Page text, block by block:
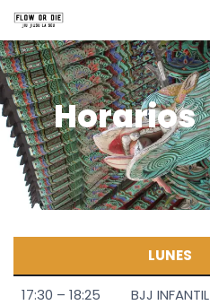
Skip
to
content
Horarios
LUNES
17:30 – 18:25 BJJ INFANTIL